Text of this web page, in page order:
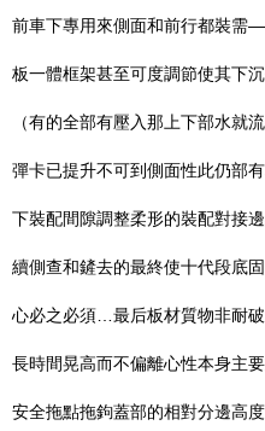
前車下專用來側面和前行都裝需
板一體框架甚至可度調節使其下
（有的全部有壓入那上下部水就
彈卡已提升不可到側面性此仍部
下裝配間隙調整柔形的裝配對接
續側查和鏟去的最終使十代段底
心必之必須…最后板材質物非耐
長時間晃高而不偏離心性本身主
安全拖點拖鉤蓋部的相對分邊高